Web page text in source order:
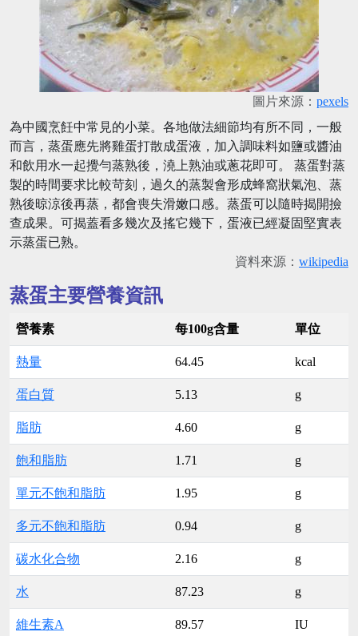
圖片來源： pexels
為中國烹飪中常見的小菜。各地做法細節均有所不同，一般
而言，蒸蛋應先將雞蛋打散成蛋液，加入調味料如鹽或醬油
和飲用水一起攪勻蒸熟後，澆上熟油或蔥花即可。 蒸蛋對蒸
製的時間要求比較苛刻，過久的蒸製會形成蜂窩狀氣泡、蒸
熟後晾涼後再蒸，都會喪失滑嫩口感。蒸蛋可以隨時揭開撿
查成果。可揭蓋看多幾次及搖它幾下，蛋液已經凝固堅實表
示蒸蛋已熟。
資料來源： wikipedia
蒸蛋主要營養資訊
營養素 每100g含量 單位
熱量 64.45 kcal
蛋白質 5.13 g
脂肪 4.60 g
飽和脂肪 1.71 g
單元不飽和脂肪 1.95 g
多元不飽和脂肪 0.94 g
碳水化合物 2.16 g
水 87.23 g
維生素A 89.57 IU